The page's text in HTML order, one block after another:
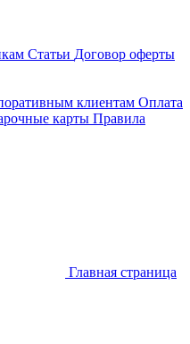
Статьи Договор оферты
клиентам Оплата
карты Правила
Главная страница